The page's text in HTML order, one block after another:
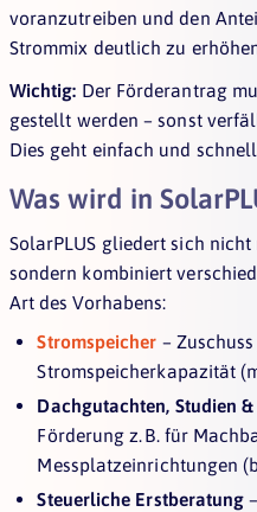
voranzutreiben und den
Strommix deutlich zu
Wichtig: Der Förderantrag
gestellt werden – sonst
Dies geht einfach und
Was wird in
SolarPLUS gliedert sich
sondern kombiniert
Art des Vorhabens:
Stromspeicher –
Stromspeicherkapazität
Dachgutachten, Studien
Förderung z. B. für
Messplatzeinrichtungen
Steuerliche Erstberatung